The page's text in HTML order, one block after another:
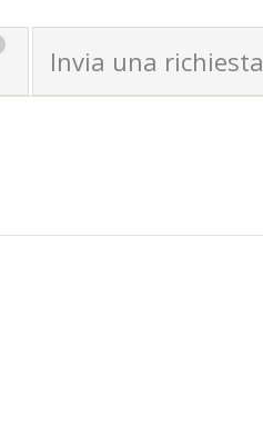
Invia una richiesta